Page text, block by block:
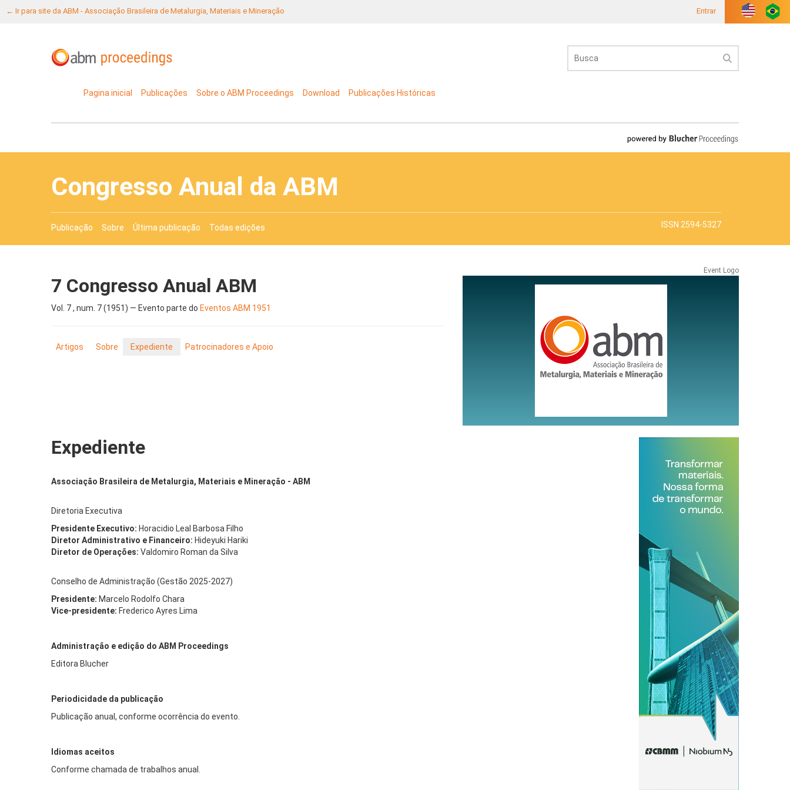
← Ir para site da ABM - Associação Brasileira de Metalurgia, Materiais e Mineração Entrar
Pagina inicial Publicações Sobre o ABM Proceedings Download Publicações Históricas
Congresso Anual da ABM
Publicação Sobre Última publicação Todas edições ISSN 2594-5327
7 Congresso Anual ABM
Vol. 7 , num. 7 (1951) — Evento parte do Eventos ABM 1951
Artigos Sobre Expediente Patrocinadores e Apoio
Event Logo
Expediente
Associação Brasileira de Metalurgia, Materiais e Mineração - ABM
Diretoria Executiva
Presidente Executivo: Horacidio Leal Barbosa Filho
Diretor Administrativo e Financeiro: Hideyuki Hariki
Diretor de Operações: Valdomiro Roman da Silva
Conselho de Administração (Gestão 2025-2027)
Presidente: Marcelo Rodolfo Chara
Vice-presidente: Frederico Ayres Lima
Administração e edição do ABM Proceedings
Editora Blucher
Periodicidade da publicação
Publicação anual, conforme ocorrência do evento.
Idiomas aceitos
Conforme chamada de trabalhos anual.